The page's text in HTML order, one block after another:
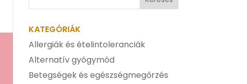
KATEGÓRIÁK
Allergiák és ételintoleranciák
Alternatív gyógymód
Betegségek és egészségmegőrzés